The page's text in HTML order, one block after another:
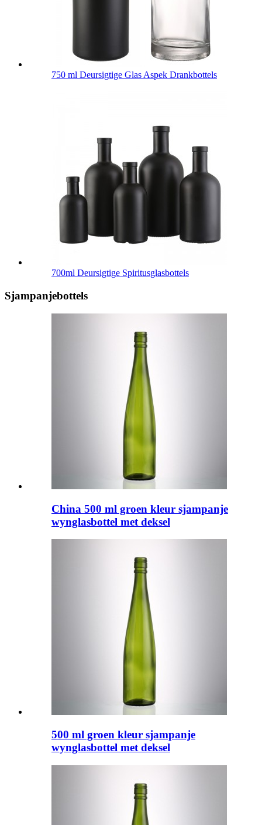
750 ml Deursigtige Glas Aspek Drankbottels
700ml Deursigtige Spiritusglasbottels
Sjampanjebottels
China 500 ml groen kleur sjampanje
wynglasbottel met deksel
500 ml groen kleur sjampanje
wynglasbottel met deksel